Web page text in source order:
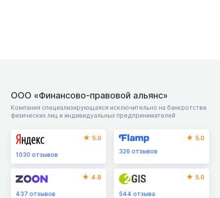
ООО «Финансово-правовой альянс»
Компания специализирующаяся исключительно на банкротстве
физических лиц и индивидуальных предпринимателей
5.0
1030 отзывов
5.0
326отзывов
4.8
437 отзывов
5.0
544отзыва